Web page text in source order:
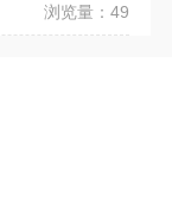
浏览量：49